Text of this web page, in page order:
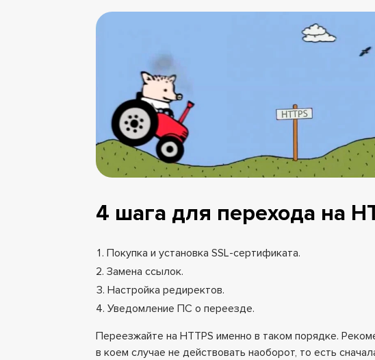
4 шага для перехода на
Покупка и установка SSL-сертификата.
Замена ссылок.
Настройка редиректов.
Уведомление ПС о переезде.
Переезжайте на HTTPS именно в таком порядке.
в коем случае не действовать наоборот, то есть